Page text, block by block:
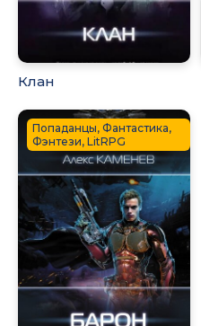
Клан
Попаданцы, Фантастика,
Фэнтези, LitRPG